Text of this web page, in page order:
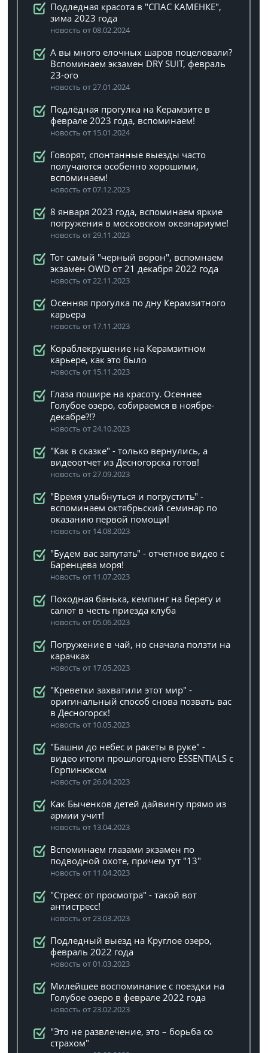
Подледная красота в "СПАС КАМЕНКЕ",
зима 2023 года
новость от 08.02.2024
А вы много елочных шаров поцеловали?
Вспоминаем экзамен DRY SUIT, февраль
23-ого
новость от 27.01.2024
Подлёдная прогулка на Керамзите в
феврале 2023 года, вспоминаем!
новость от 15.01.2024
Говорят, спонтанные выезды часто
получаются особенно хорошими,
вспоминаем!
новость от 07.12.2023
8 января 2023 года, вспоминаем яркие
погружения в московском океанариуме!
новость от 29.11.2023
Тот самый "черный ворон", вспомнаем
экзамен OWD от 21 декабря 2022 года
новость от 22.11.2023
Осенняя прогулка по дну Керамзитного
карьера
новость от 17.11.2023
Кораблекрушение на Керамзитном
карьере, как это было
новость от 15.11.2023
Глаза пошире на красоту. Осеннее
Голубое озеро, собираемся в ноябре-
декабре?!?
новость от 24.10.2023
"Как в сказке" - только вернулись, а
видеоотчет из Десногорска готов!
новость от 27.09.2023
"Время улыбнуться и погрустить" -
вспоминаем октябрьский семинар по
оказанию первой помощи!
новость от 14.08.2023
"Будем вас запутать" - отчетное видео с
Баренцева моря!
новость от 11.07.2023
Походная банька, кемпинг на берегу и
салют в честь приезда клуба
новость от 05.06.2023
Погружение в чай, но сначала ползти на
карачках
новость от 17.05.2023
"Креветки захватили этот мир" -
оригинальный способ снова позвать вас
в Десногорск!
новость от 10.05.2023
"Башни до небес и ракеты в руке" -
видео итоги прошлогоднего ESSENTIALS с
Горпинюком
новость от 26.04.2023
Как Быченков детей дайвингу прямо из
армии учит!
новость от 13.04.2023
Вспоминаем глазами экзамен по
подводной охоте, причем тут "13"
новость от 11.04.2023
"Стресс от просмотра" - такой вот
антистресс!
новость от 23.03.2023
Подледный выезд на Круглое озеро,
февраль 2022 года
новость от 01.03.2023
Милейшее воспоминание с поездки на
Голубое озеро в феврале 2022 года
новость от 23.02.2023
"Это не развлечение, это – борьба со
страхом"